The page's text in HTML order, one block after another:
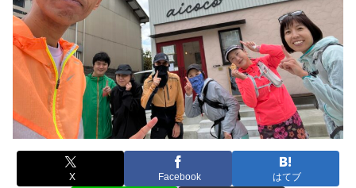
X Facebook はてブ